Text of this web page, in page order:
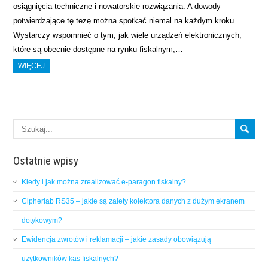
osiągnięcia techniczne i nowatorskie rozwiązania. A dowody
potwierdzające tę tezę można spotkać niemal na każdym kroku.
Wystarczy wspomnieć o tym, jak wiele urządzeń elektronicznych,
które są obecnie dostępne na rynku fiskalnym,…
WIĘCEJ
Ostatnie wpisy
Kiedy i jak można zrealizować e-paragon fiskalny?
Cipherlab RS35 – jakie są zalety kolektora danych z dużym ekranem
dotykowym?
Ewidencja zwrotów i reklamacji – jakie zasady obowiązują
użytkowników kas fiskalnych?